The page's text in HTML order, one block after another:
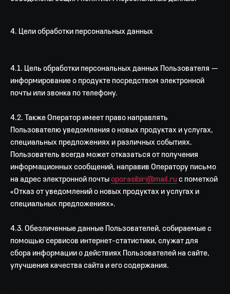
4. Цели обработки персональных данных
4.1. Цель обработки персональных данных Пользователя —
информирование о продукте посредством электронной
почты или звонка по телефону.
4.2. Также Оператор имеет право направлять
Пользователю уведомления о новых продуктах и услугах,
специальных предложениях и различных событиях.
Пользователь всегда может отказаться от получения
информационных сообщений, направив Оператору письмо
на адрес электронной почтыoporasibiri@mail.ru с пометкой
«Отказ от уведомлений о новых продуктах и услугах и
специальных предложениях».
4.3. Обезличенные данные Пользователей, собираемые с
помощью сервисов интернет-статистики, служат для
сбора информации о действиях Пользователей на сайте,
улучшения качества сайта и его содержания.